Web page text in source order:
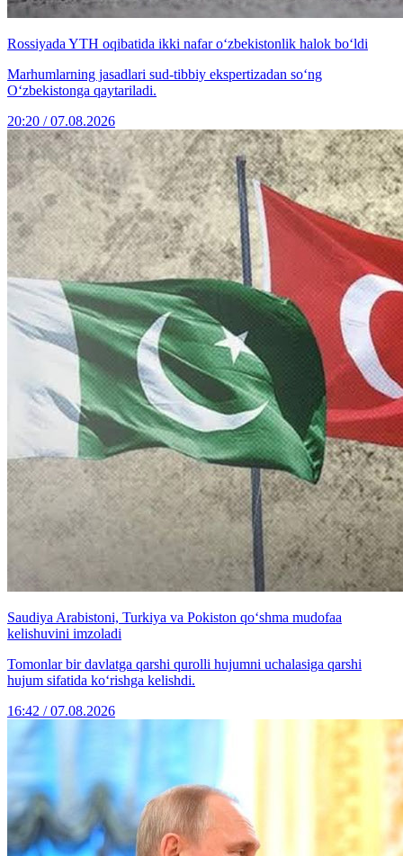
Rossiyada YTH oqibatida ikki nafar o‘zbekistonlik halok bo‘ldi
Marhumlarning jasadlari sud-tibbiy ekspertizadan so‘ng
O‘zbekistonga qaytariladi.
20:20 / 07.08.2026
Saudiya Arabistoni, Turkiya va Pokiston qo‘shma mudofaa
kelishuvini imzoladi
Tomonlar bir davlatga qarshi qurolli hujumni uchalasiga qarshi
hujum sifatida ko‘rishga kelishdi.
16:42 / 07.08.2026